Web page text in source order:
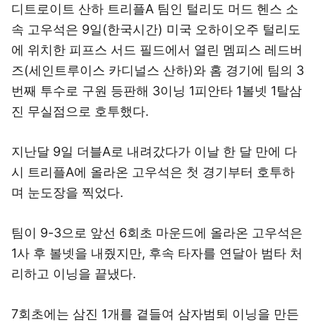
디트로이트 산하 트리플A 팀인 털리도 머드 헨스 소
속 고우석은 9일(한국시간) 미국 오하이오주 털리도
에 위치한 피프스 서드 필드에서 열린 멤피스 레드버
즈(세인트루이스 카디널스 산하)와 홈 경기에 팀의 3
번째 투수로 구원 등판해 3이닝 1피안타 1볼넷 1탈삼
진 무실점으로 호투했다.
지난달 9일 더블A로 내려갔다가 이날 한 달 만에 다
시 트리플A에 올라온 고우석은 첫 경기부터 호투하
며 눈도장을 찍었다.
팀이 9-3으로 앞선 6회초 마운드에 올라온 고우석은
1사 후 볼넷을 내줬지만, 후속 타자를 연달아 범타 처
리하고 이닝을 끝냈다.
7회초에는 삼진 1개를 곁들여 삼자범퇴 이닝을 만든